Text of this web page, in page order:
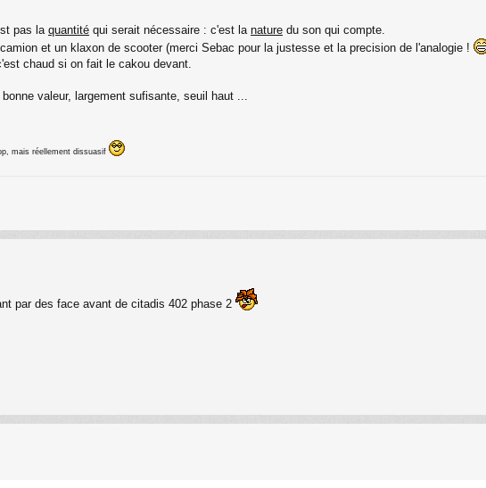
pas la quantité qui serait nécessaire : c'est la nature du son qui compte.
et un klaxon de scooter (merci Sebac pour la justesse et la precision de l'analogie !
chaud si on fait le cakou devant.
valeur, largement sufisante, seuil haut ...
mais réellement dissuasif
par des face avant de citadis 402 phase 2